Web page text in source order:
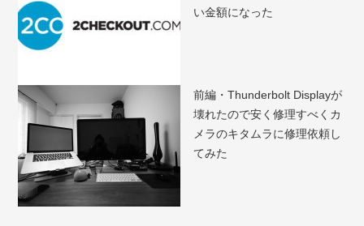
い金額になった
前編・Thunderbolt Displayが
壊れたので安く修理すべくカ
メラのキタムラに修理依頼し
てみた